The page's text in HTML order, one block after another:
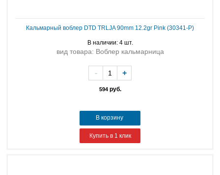
Кальмарный воблер DTD TRLJA 90mm 12.2gr Pink (30341-P)
В наличии: 4 шт.
вид товара: Воблер кальмарница
594руб.
- +
В корзину
Купить в 1 клик